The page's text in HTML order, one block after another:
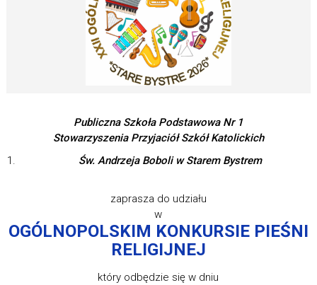
Publiczna Szkoła Podstawowa Nr 1
Stowarzyszenia Przyjaciół Szkół Katolickich
Św. Andrzeja Boboli w Starem Bystrem
zaprasza do udziału
w
OGÓLNOPOLSKIM KONKURSIE PIEŚNI
RELIGIJNEJ
który odbędzie się w dniu